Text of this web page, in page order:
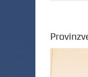
Zeige
grösseres
Bild